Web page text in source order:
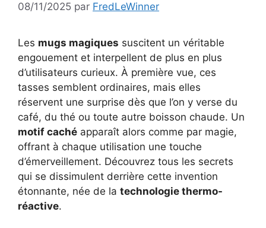
08/11/2025 par FredLeWinner
Les mugs magiques suscitent un véritable
engouement et interpellent de plus en plus
d’utilisateurs curieux. À première vue, ces
tasses semblent ordinaires, mais elles
réservent une surprise dès que l’on y verse du
café, du thé ou toute autre boisson chaude. Un
motif caché apparaît alors comme par magie,
offrant à chaque utilisation une touche
d’émerveillement. Découvrez tous les secrets
qui se dissimulent derrière cette invention
étonnante, née de la technologie thermo-
réactive.